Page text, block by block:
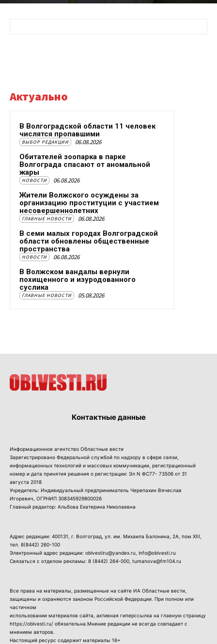
Актуально
В Волгоградской области 11 человек
числятся пропавшими
ВЫБОР РЕДАКЦИИ 06.08.2026
Обитателей зоопарка в парке
Волгограда спасают от аномальной
жары
НОВОСТИ 06.08.2026
Жители Волжского осуждены за
организацию проституции с участием
несовершеннолетних
ГЛАВНЫЕ НОВОСТИ 06.08.2026
В семи малых городах Волгоградской
области обновлены общественные
пространства
НОВОСТИ 06.08.2026
В Волжском вандалы вернули
похищенного и изуродованного
суслика
ГЛАВНЫЕ НОВОСТИ 05.08.2026
Контактные данные
Информационное агентство Областные вести
Зарегистрировано Федеральной службой по надзору в сфере связи,
информационных технологий и массовых коммуникации, регистрационный
номер и дата принятия решения о регистрации: Эл N ФС77- 73506 от 31
августа 2018
Учредитель: Индивидуальный предприниматель Черепахин Вячеслав
Игоревич, ОГРНИП 308345929800026
Главный редактор: Альбова Екатерина Николаевна
Адрес редакции: 400131, г. Волгоград, ул. им. Михаила Балонина, 2А, пом XIII,
тел. 8(8442) 260-100
Электронный адрес редакции: oblvestiru@yandex.ru, info@oblvesti.ru
Связаться с отделом рекламы: 8 (8442) 264-000 , tumanova@fm104.ru
Все права на материалы, размещенные на сайте ИА Областные вести,
защищены и охраняются законом Российской Федерации. При полном или
частичном
использовании материалов сайта, активная гиперссылка на главную страницу
https://oblvesti.ru/ обязательна.Мнение редакции не всегда совпадает с
мнением авторов.
Настоящий ресурс содержит материалы 16+